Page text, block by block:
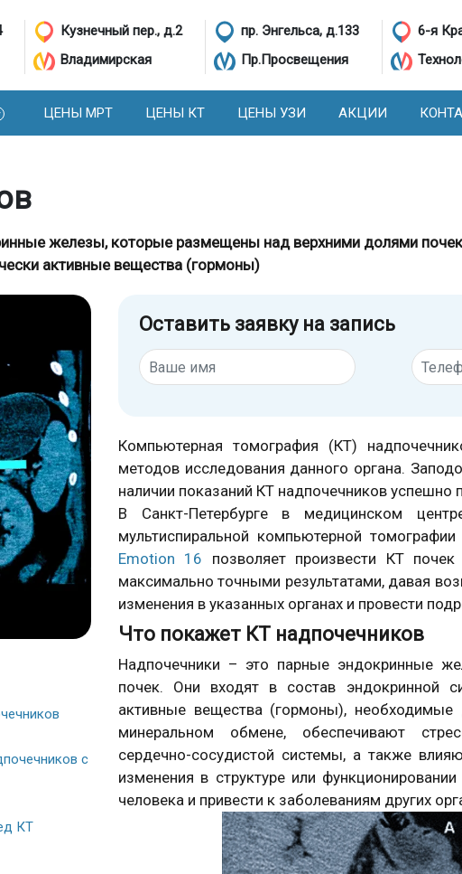
Кузнечный пер., д.2
Владимирская
пр. Энгельса, д.133
Пр.Просвещения
6-я
ЦЕНЫ МРТ ЦЕНЫ КТ ЦЕНЫ УЗИ АКЦИИ
железы, которые размещены над верхними долями
активные вещества (гормоны)
с
КТ
Оставить заявку на запись
Компьютерная томография (КТ)
методов исследования данного органа.
наличии показаний КТ надпочечников успешно
В Санкт-Петербурге в медицинском
мультиспиральной компьютерной
Emotion 16 позволяет произвести КТ
максимально точными результатами, давая
изменения в указанных органах и провести
Что покажет КТ надпочечников
Надпочечники – это парные эндокринные
почек. Они входят в состав эндокринной
активные вещества (гормоны), необходимые
минеральном обмене, обеспечивают
сердечно-сосудистой системы, а также
изменения в структуре или
человека и привести к заболеваниям других